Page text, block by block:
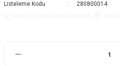
Listeleme Kodu
280800014